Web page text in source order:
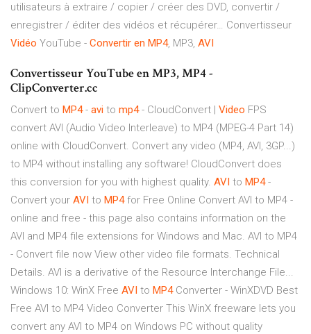
utilisateurs à extraire / copier / créer des DVD, convertir /
enregistrer / éditer des vidéos et récupérer… Convertisseur
Vidéo YouTube - Convertir en MP4, MP3, AVI
Convertisseur YouTube en MP3, MP4 -
ClipConverter.cc
Convert to MP4- avi to mp4- CloudConvert | Video FPS
convert AVI (Audio Video Interleave) to MP4 (MPEG-4 Part 14)
online with CloudConvert. Convert any video (MP4, AVI, 3GP...)
to MP4 without installing any software! CloudConvert does
this conversion for you with highest quality. AVI to MP4-
Convert your AVI to MP4for Free Online Convert AVI to MP4 -
online and free - this page also contains information on the
AVI and MP4 file extensions for Windows and Mac. AVI to MP4
- Convert file now View other video file formats. Technical
Details. AVI is a derivative of the Resource Interchange File...
Windows 10: WinX Free AVI to MP4Converter - WinXDVD Best
Free AVI to MP4 Video Converter This WinX freeware lets you
convert any AVI to MP4 on Windows PC without quality